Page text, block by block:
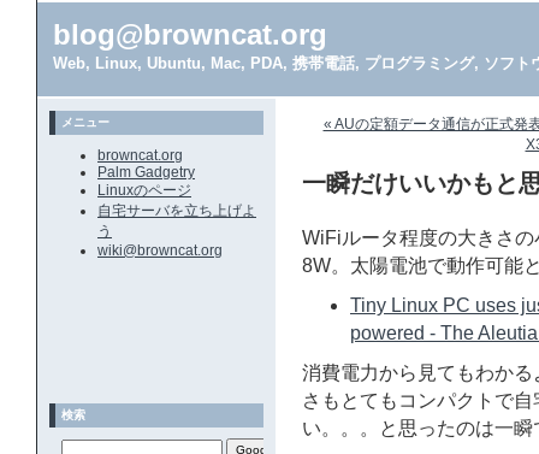
blog@browncat.org
Web, Linux, Ubuntu, Mac, PDA, 携帯電話, プログラミング, ソフト
« AUの定額データ通信が正式発
一瞬だけいいかもと
WiFiルータ程度の大きさ
8W。太陽電池で動作可能
Tiny Linux PC uses
powered - The
消費電力から見てもわか
さもとてもコンパクトで
い。。。と思ったのは一瞬
メニュー
browncat.org
Palm Gadgetry
Linuxのページ
自宅サーバを立ち上げよ
う
wiki@browncat.org
検索